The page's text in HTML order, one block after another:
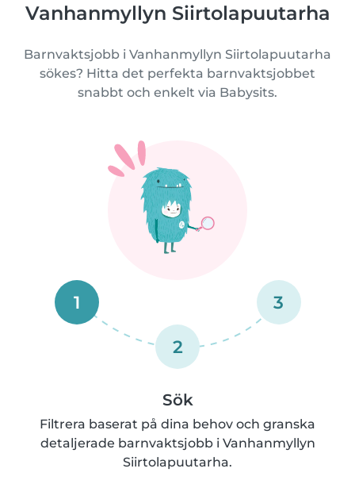
Vanhanmyllyn Siirtolapuutarha
Barnvaktsjobb i Vanhanmyllyn Siirtolapuutarha
sökes? Hitta det perfekta barnvaktsjobbet
snabbt och enkelt via Babysits.
1
2
3
Sök
Filtrera baserat på dina behov och granska
detaljerade barnvaktsjobb i Vanhanmyllyn
Siirtolapuutarha.